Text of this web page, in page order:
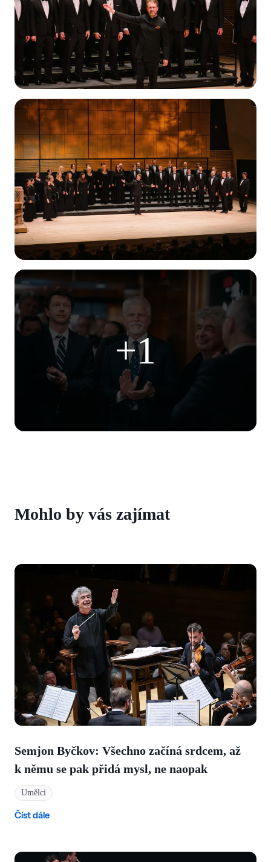
+1
Mohlo by vás zajímat
Semjon Byčkov: Všechno začíná srdcem, až
k němu se pak přidá mysl, ne naopak
Umělci
Číst dále